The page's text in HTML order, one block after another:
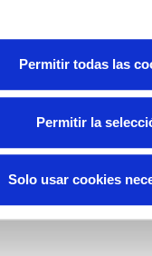
Permitir todas las
Permitir la
Solo usar cookies